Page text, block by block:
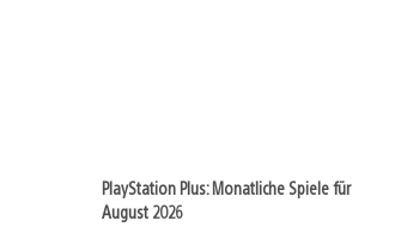
PlayStation Plus: Monatliche Spiele für
August 2026